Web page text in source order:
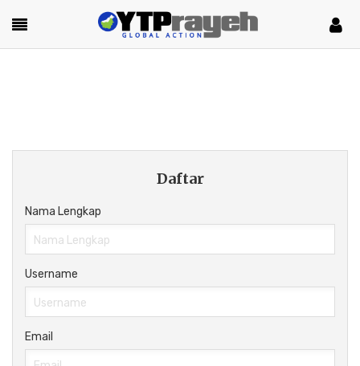
Daftar
Nama Lengkap
Username
Email